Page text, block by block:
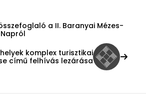
a II. Baranyai Mézes-
komplex turisztikai
című felhívás lezárása